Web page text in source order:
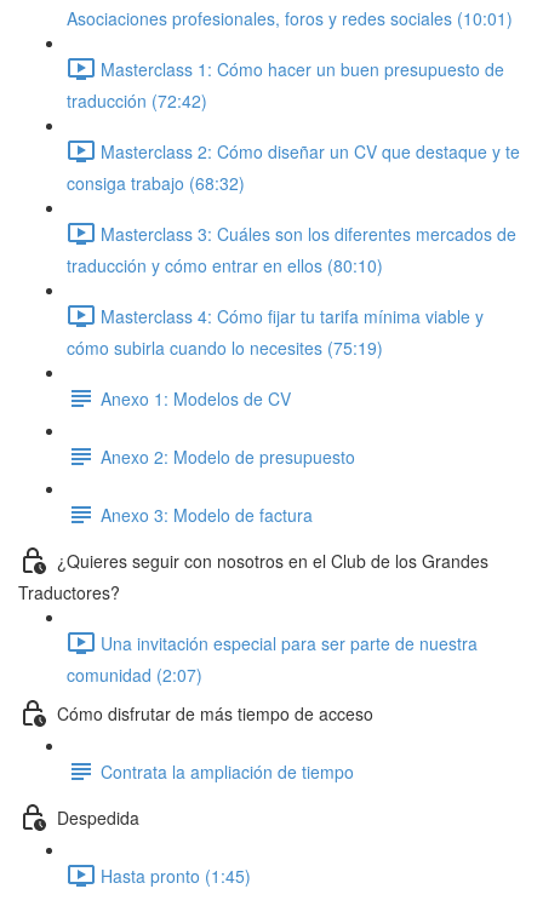
Asociaciones profesionales, foros y redes sociales (10:01)
Masterclass 1: Cómo hacer un buen presupuesto de
traducción (72:42)
Masterclass 2: Cómo diseñar un CV que destaque y te
consiga trabajo (68:32)
Masterclass 3: Cuáles son los diferentes mercados de
traducción y cómo entrar en ellos (80:10)
Masterclass 4: Cómo fijar tu tarifa mínima viable y
cómo subirla cuando lo necesites (75:19)
Anexo 1: Modelos de CV
Anexo 2: Modelo de presupuesto
Anexo 3: Modelo de factura
¿Quieres seguir con nosotros en el Club de los Grandes
Traductores?
Una invitación especial para ser parte de nuestra
comunidad (2:07)
Cómo disfrutar de más tiempo de acceso
Contrata la ampliación de tiempo
Despedida
Hasta pronto (1:45)